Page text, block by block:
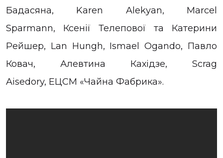
Бадасяна, Karen Alekyan, Marcel
Sparmann, Ксенії Телепової та Катерини
Рейшер, Lan Hungh, Ismael Ogando, Павло
Ковач, Алевтина Кахідзе, Scrag
Aisedory, ЕЦСМ «Чайна Фабрика».